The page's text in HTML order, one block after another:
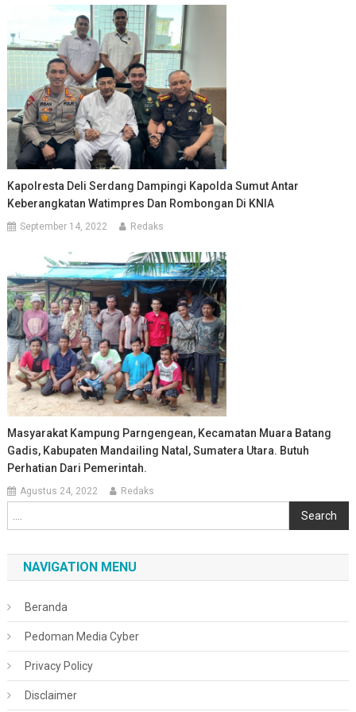
Kapolresta Deli Serdang Dampingi Kapolda Sumut Antar
Keberangkatan Watimpres Dan Rombongan Di KNIA
September 14, 2022 Redaks
Masyarakat Kampung Parngengean, Kecamatan Muara Batang
Gadis, Kabupaten Mandailing Natal, Sumatera Utara. Butuh
Perhatian Dari Pemerintah.
Agustus 24, 2022 Redaks
Search
NAVIGATION MENU
Beranda
Pedoman Media Cyber
Privacy Policy
Disclaimer